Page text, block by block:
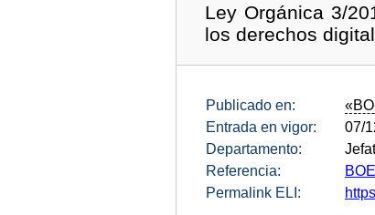
Ley Orgánica 3/
los derechos
Publicado en:
Entrada en vigor:
07/
Departamento:
Referencia:
Permalink ELI: